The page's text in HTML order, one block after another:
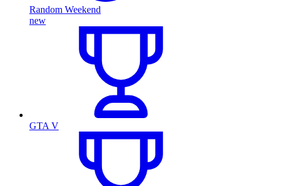
Random Weekend
new
GTA V